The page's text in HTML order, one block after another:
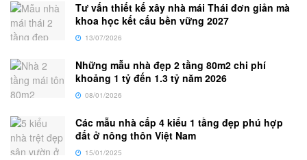
Tư vấn thiết kế xây nhà mái Thái đơn giản mà
khoa học kết cấu bền vững 2027
13/07/2026
Những mẫu nhà đẹp 2 tầng 80m2 chi phí
khoảng 1 tỷ đến 1.3 tỷ năm 2026
08/01/2026
Các mẫu nhà cấp 4 kiểu 1 tầng đẹp phú hợp
đất ở nông thôn Việt Nam
15/01/2025